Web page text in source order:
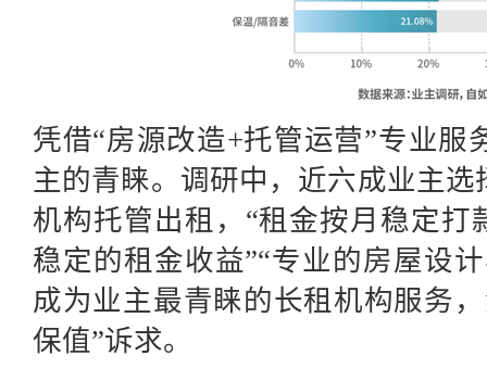
凭借“房源改造+托管运营”专业服
主的青睐。调研中， 近六成业主选
机构托管出租 ， “租金按月稳定打
稳定的租金收益”“专业的房屋设
成为业主最青睐的长租机构服务
保值”诉求。